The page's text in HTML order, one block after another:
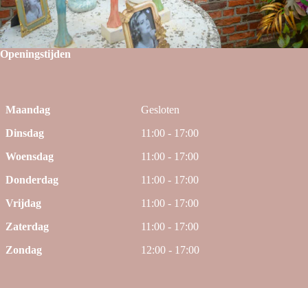
Openingstijden
Maandag
Gesloten
Dinsdag
11:00 - 17:00
Woensdag
11:00 - 17:00
Donderdag
11:00 - 17:00
Vrijdag
11:00 - 17:00
Zaterdag
11:00 - 17:00
Zondag
12:00 - 17:00